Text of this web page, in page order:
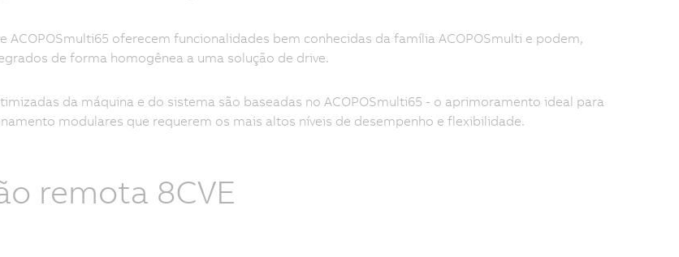
ACOPOSmulti65 oferecem funcionalidades bem conhecidas da família ACOPOSmulti e podem,
de forma homogênea a uma solução de drive.
da máquina e do sistema são baseadas no ACOPOSmulti65 - o aprimoramento ideal para
modulares que requerem os mais altos níveis de desempenho e flexibilidade.
remota 8CVE